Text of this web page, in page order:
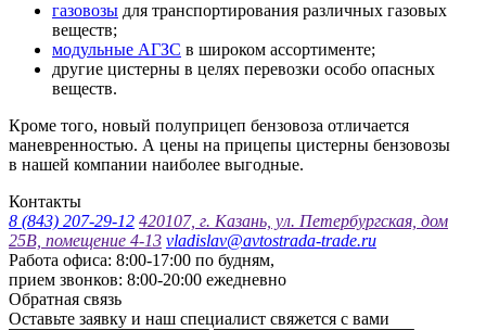
газовозы для транспортирования различных газовых
веществ;
модульные АГЗС в широком ассортименте;
другие цистерны в целях перевозки особо опасных
веществ.
Кроме того, новый полуприцеп бензовоза отличается
маневренностью. А цены на прицепы цистерны бензовозы
в нашей компании наиболее выгодные.
Контакты
8 (843) 207-29-12 420107, г. Казань, ул. Петербургская, дом
25В, помещение 4-13 vladislav@avtostrada-trade.ru
Работа офиса: 8:00-17:00 по будням,
прием звонков: 8:00-20:00 ежедневно
Обратная связь
Оставьте заявку и наш специалист свяжется с вами